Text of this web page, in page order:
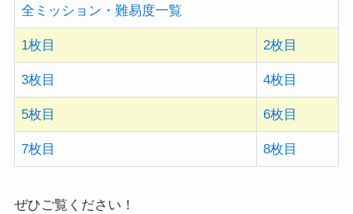
全ミッション・難易度一覧
1枚目 2枚目
3枚目 4枚目
5枚目 6枚目
7枚目 8枚目
ぜひご覧ください！